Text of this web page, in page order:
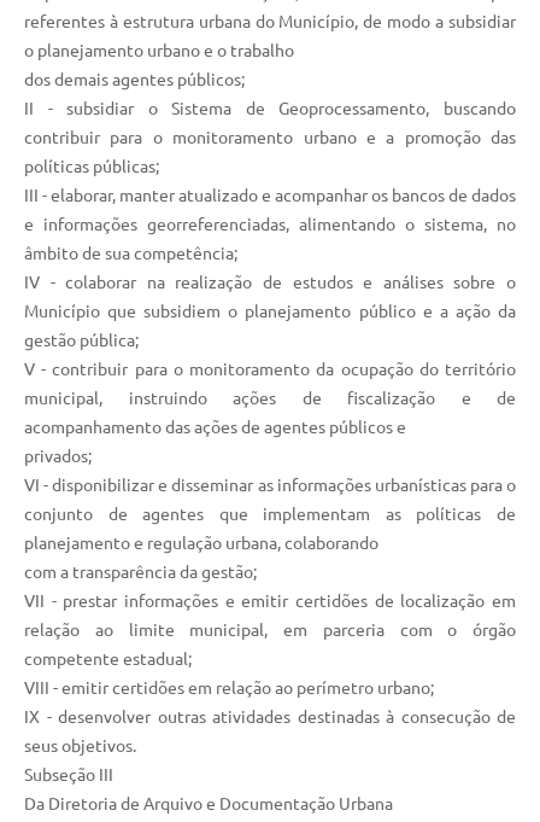
referentes à estrutura urbana do Município, de modo a subsidiar
o planejamento urbano e o trabalho
dos demais agentes públicos;
II - subsidiar o Sistema de Geoprocessamento, buscando
contribuir para o monitoramento urbano e a promoção das
políticas públicas;
III - elaborar, manter atualizado e acompanhar os bancos de dados
e informações georreferenciadas, alimentando o sistema, no
âmbito de sua competência;
IV - colaborar na realização de estudos e análises sobre o
Município que subsidiem o planejamento público e a ação da
gestão pública;
V - contribuir para o monitoramento da ocupação do território
municipal, instruindo ações de fiscalização e de
acompanhamento das ações de agentes públicos e
privados;
VI - disponibilizar e disseminar as informações urbanísticas para o
conjunto de agentes que implementam as políticas de
planejamento e regulação urbana, colaborando
com a transparência da gestão;
VII - prestar informações e emitir certidões de localização em
relação ao limite municipal, em parceria com o órgão
competente estadual;
VIII - emitir certidões em relação ao perímetro urbano;
IX - desenvolver outras atividades destinadas à consecução de
seus objetivos.
Subseção III
Da Diretoria de Arquivo e Documentação Urbana